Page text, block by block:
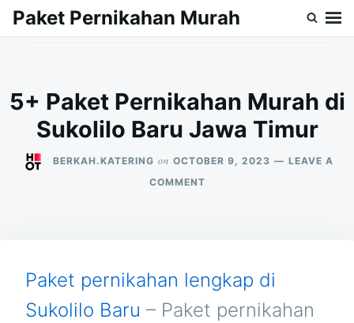
SkipSearch
Paket Pernikahan Murah
5+ Paket Pernikahan Murah di
Sukolilo Baru Jawa Timur
BERKAH.KATERING on OCTOBER 9, 2023
LEAVE A
COMMENTON
SUKOLILO
BARU
JAWA
TIMUR
Paket pernikahan lengkap di
Sukolilo Baru – Paket pernikahan